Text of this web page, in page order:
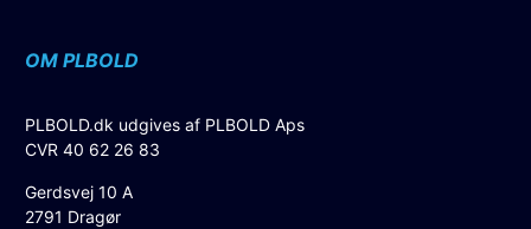
OM PLBOLD
PLBOLD.dk udgives af PLBOLD Aps
CVR 40 62 26 83
Gerdsvej 10 A
2791 Dragør